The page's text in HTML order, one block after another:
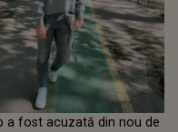
a fost acuzată din nou de